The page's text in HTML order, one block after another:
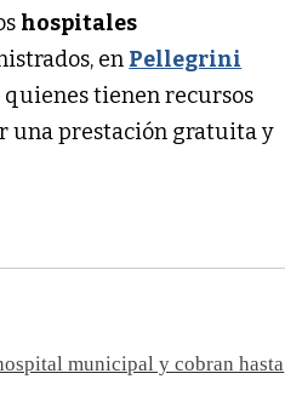
hospitales
en Pellegrini
quienes tienen recursos
una prestación gratuita y
municipal y cobran hasta